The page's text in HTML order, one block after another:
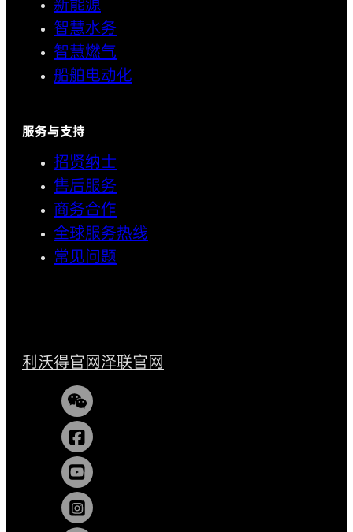
新能源
智慧水务
智慧燃气
船舶电动化
服务与支持
招贤纳士
售后服务
商务合作
全球服务热线
常见问题
利沃得官网泽联官网